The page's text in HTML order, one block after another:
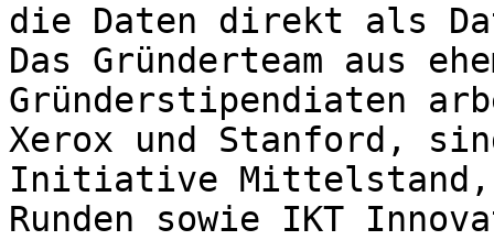
die Daten direkt als
Das Gründerteam aus
Gründerstipendiaten
Xerox und Stanford,
Initiative Mittelstand,
Runden sowie IKT